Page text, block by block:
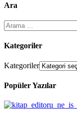
Ara
Kategoriler
Kategoriler
Popüler Yazılar